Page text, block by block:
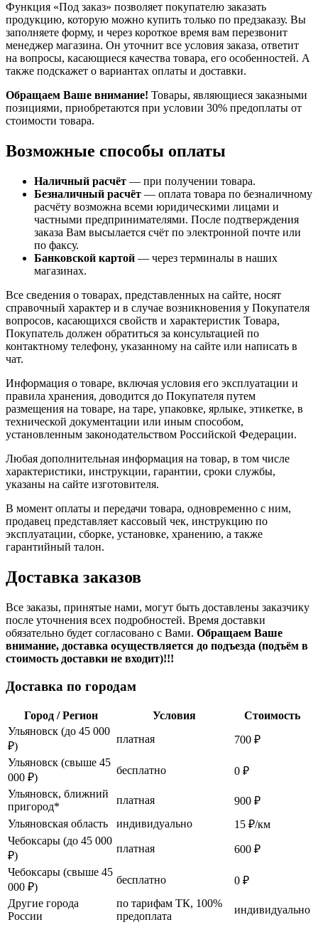
Функция «Под заказ» позволяет покупателю заказать
продукцию, которую можно купить только по предзаказу. Вы
заполняете форму, и через короткое время вам перезвонит
менеджер магазина. Он уточнит все условия заказа, ответит
на вопросы, касающиеся качества товара, его особенностей. А
также подскажет о вариантах оплаты и доставки.
Обращаем Ваше внимание! Товары, являющиеся заказными
позициями, приобретаются при условии 30% предоплаты от
стоимости товара.
Возможные способы оплаты
Наличный расчёт — при получении товара.
Безналичный расчёт — оплата товара по безналичному
расчёту возможна всеми юридическими лицами и
частными предпринимателями. После подтверждения
заказа Вам высылается счёт по электронной почте или
по факсу.
Банковской картой — через терминалы в наших
магазинах.
Все сведения о товарах, представленных на сайте, носят
справочный характер и в случае возникновения у Покупателя
вопросов, касающихся свойств и характеристик Товара,
Покупатель должен обратиться за консультацией по
контактному телефону, указанному на сайте или написать в
чат.
Информация о товаре, включая условия его эксплуатации и
правила хранения, доводится до Покупателя путем
размещения на товаре, на таре, упаковке, ярлыке, этикетке, в
технической документации или иным способом,
установленным законодательством Российской Федерации.
Любая дополнительная информация на товар, в том числе
характеристики, инструкции, гарантии, сроки службы,
указаны на сайте изготовителя.
В момент оплаты и передачи товара, одновременно с ним,
продавец представляет кассовый чек, инструкцию по
эксплуатации, сборке, установке, хранению, а также
гарантийный талон.
Доставка заказов
Все заказы, принятые нами, могут быть доставлены заказчику
после уточнения всех подробностей. Время доставки
обязательно будет согласовано с Вами. Обращаем Ваше
внимание, доставка осуществляется до подъезда (подъём в
стоимость доставки не входит)!!!
Доставка по городам
Город / Регион Условия
Стоимость
Ульяновск (до 45 000
₽)
платная
700 ₽
Ульяновск (свыше 45
000 ₽)
бесплатно
0 ₽
Ульяновск, ближний
пригород*
платная
900 ₽
Ульяновская область
индивидуально
15 ₽/км
Чебоксары (до 45 000
₽)
платная
600 ₽
Чебоксары (свыше 45
000 ₽)
бесплатно
0 ₽
Другие города
России
по тарифам ТК, 100%
предоплата
индивидуально